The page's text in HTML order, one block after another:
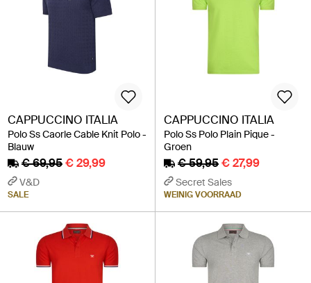
CAPPUCCINO ITALIA
Polo Ss Caorle Cable Knit Polo -
Blauw
€ 69,95€ 29,99
V&D
SALE
CAPPUCCINO ITALIA
Polo Ss Polo Plain Pique -
Groen
€ 59,95€ 27,99
Secret Sales
WEINIG VOORRAAD